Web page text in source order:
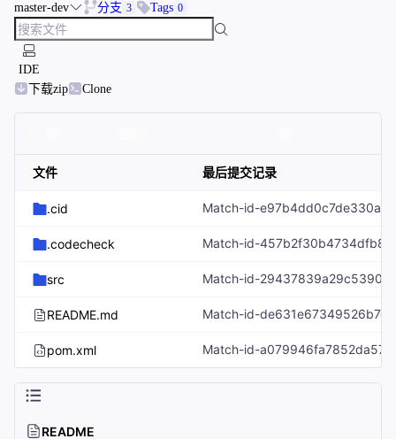
master-dev 分支 3 Tags 0
IDE
下载zip
Clone
文件 最后提交记录
.cid
.codecheck
src
README.md
pom.xml
README